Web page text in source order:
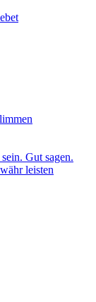
Gut sagen.
leisten